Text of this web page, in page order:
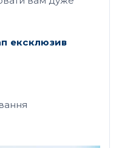
ексклюзив